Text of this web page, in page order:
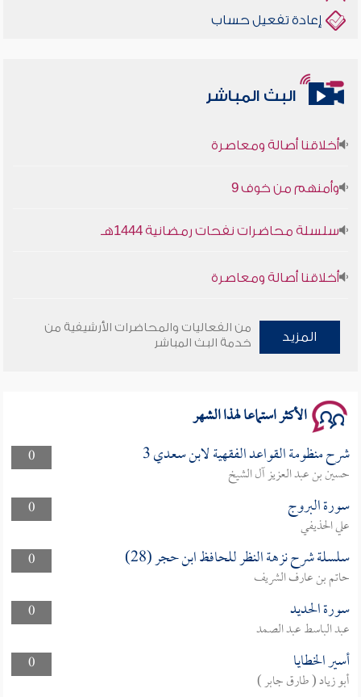
إعادة تفعيل حساب
البث المباشر
سلسلة محاضرات نفحات رمضانية 1444هـ
المزيد
من الفعاليات والمحاضرات الأرشيفية من
خدمة البث المباشر
الأكثر استماعا لهذا الشهر
0 شرح منظومة القواعد الفقهية لابن سعدي 3
حسين بن عبد العزيز آل الشيخ
0
سورة البروج
علي الحذيفي
0
سلسلة شرح نزهة النظر للحافظ ابن حجر (28)
حاتم بن عارف الشريف
0
سورة الحديد
عبد الباسط عبد الصمد
0
أسير الخطايا
أبو زياد ( طارق جابر )